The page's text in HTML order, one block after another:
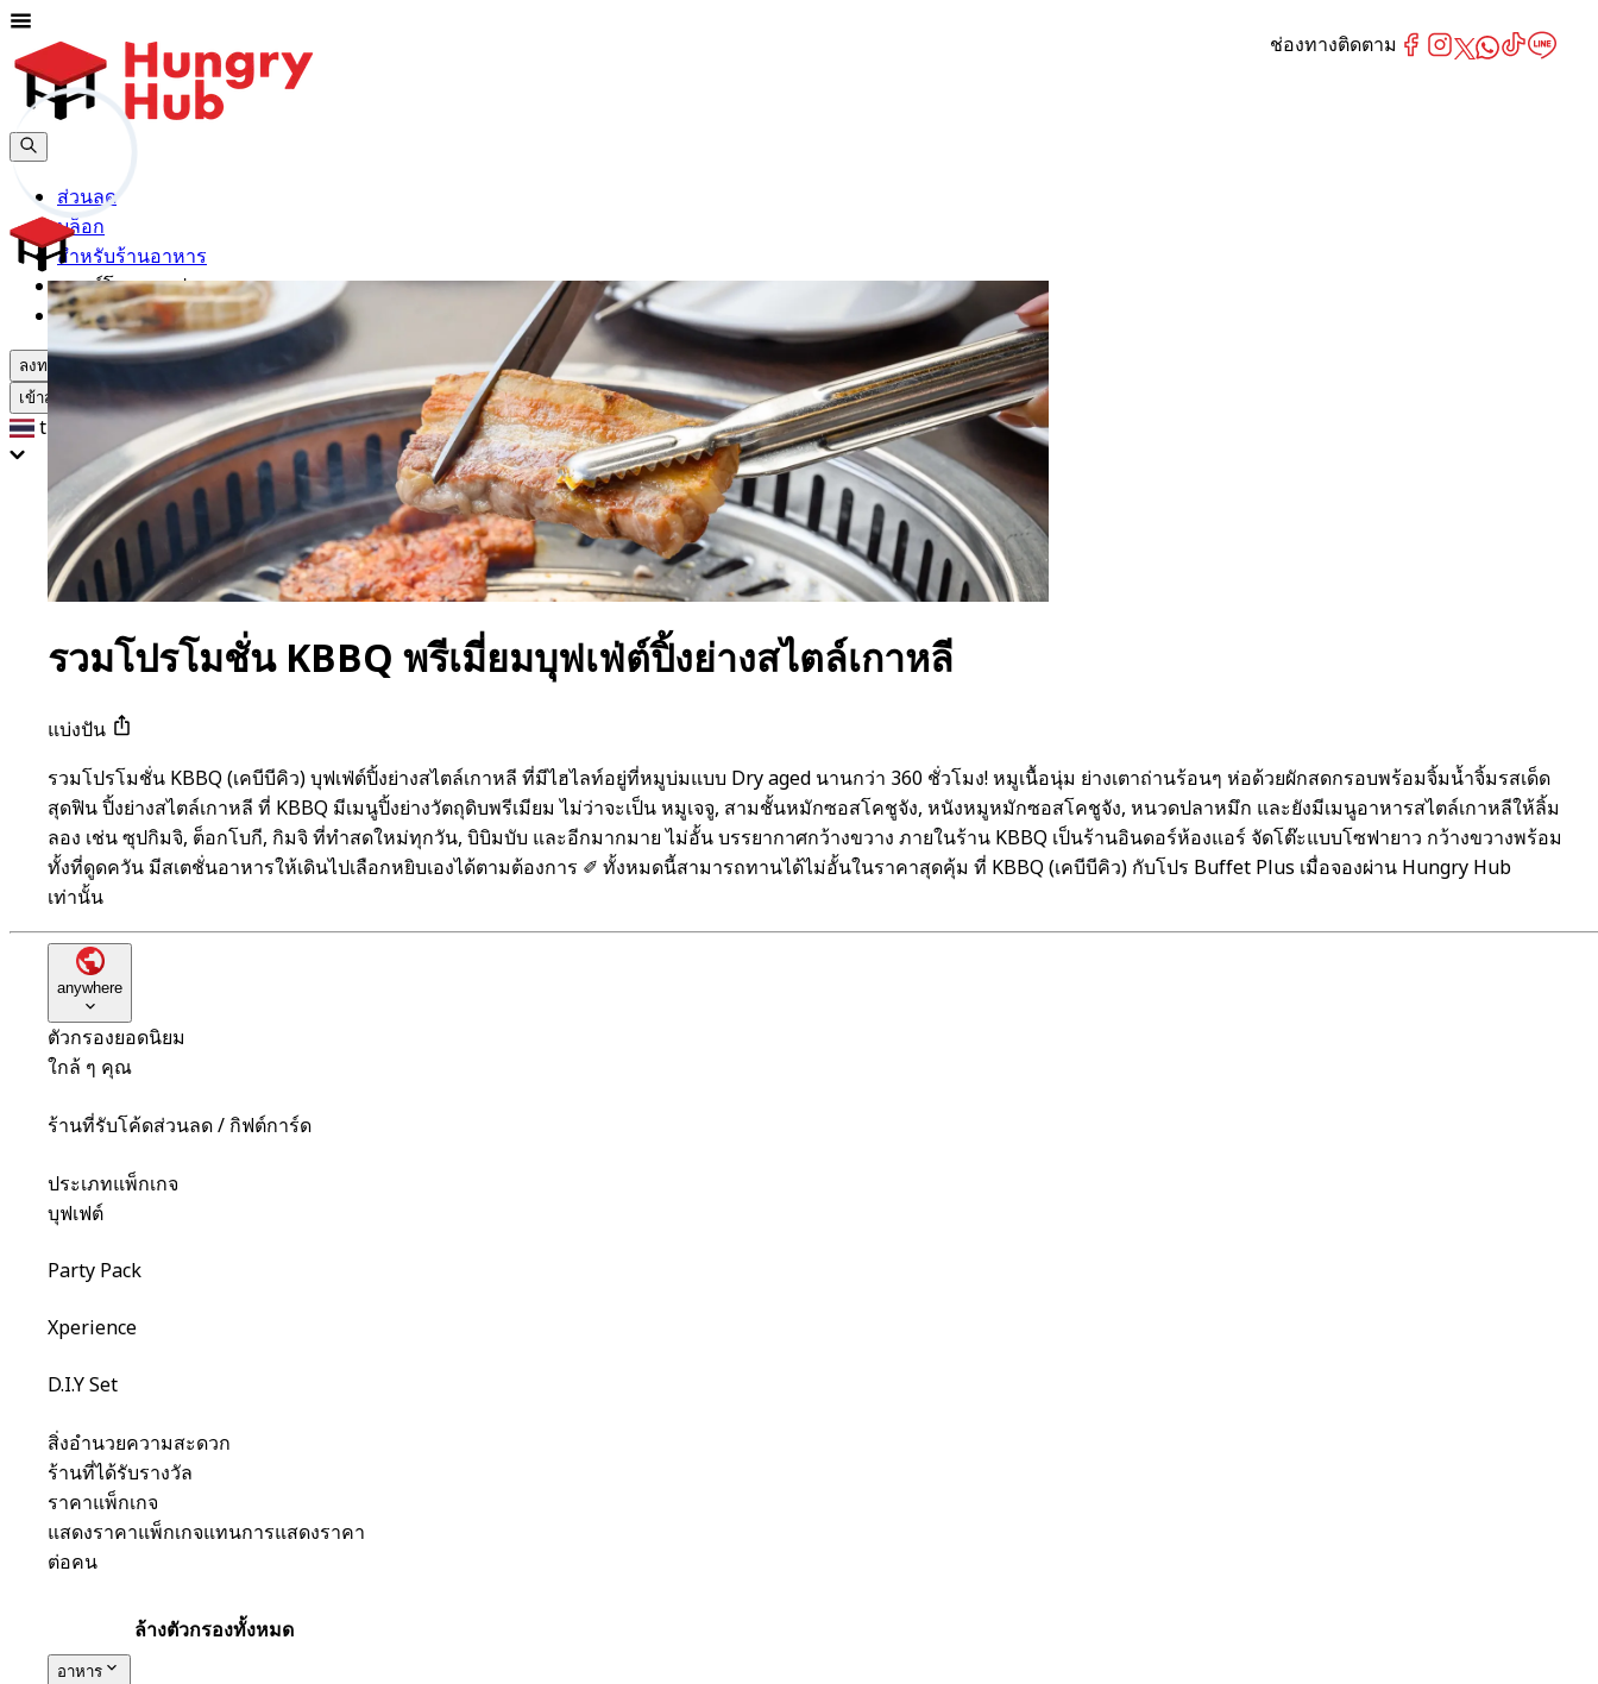
ส่วนลด
บล็อก
สำหรับร้านอาหาร
ดาวน์โหลดแอปฯ
ช่วยเหลือ
ลงทะเบียน
เข้าสู่ระบบ
th
รวมโปรโมชั่น KBBQ พรีเมี่ยมบุฟเฟ่ต์ปิ้งย่างสไตล์เกาหลี
แบ่งปัน
รวมโปรโมชั่น KBBQ (เคบีบีคิว) บุฟเฟ่ต์ปิ้งย่างสไตล์เกาหลี ที่มีไฮไลท์อยู่ที่หมูบ่มแบบ Dry aged นานกว่า 360 ชั่วโมง! หมูเนื้อนุ่ม ย่างเตาถ่านร้อนๆ ห่อด้วยผักสดกรอบพร้อมจิ้มน้ำจิ้มรสเด็ด
สุดฟิน ปิ้งย่างสไตล์เกาหลี ที่ KBBQ มีเมนูปิ้งย่างวัตถุดิบพรีเมียม ไม่ว่าจะเป็น หมูเจจู, สามชั้นหมักซอสโคชูจัง, หนังหมูหมักซอสโคชูจัง, หนวดปลาหมึก และยังมีเมนูอาหารสไตล์เกาหลีให้ลิ้ม
ลอง เช่น ซุปกิมจิ, ต็อกโบกี, กิมจิ ที่ทำสดใหม่ทุกวัน, บิบิมบับ และอีกมากมาย ไม่อั้น บรรยากาศกว้างขวาง ภายในร้าน KBBQ เป็นร้านอินดอร์ห้องแอร์ จัดโต๊ะแบบโซฟายาว กว้างขวางพร้อม
ทั้งที่ดูดควัน มีสเตชั่นอาหารให้เดินไปเลือกหยิบเองได้ตามต้องการ ✐ ทั้งหมดนี้สามารถทานได้ไม่อั้นในราคาสุดคุ้ม ที่ KBBQ (เคบีบีคิว) กับโปร Buffet Plus เมื่อจองผ่าน Hungry Hub
เท่านั้น
anywhere
ตัวกรองยอดนิยม
ใกล้ ๆ คุณ
ร้านที่รับโค้ดส่วนลด / กิฟต์การ์ด
ประเภทแพ็กเกจ
บุฟเฟต์
Party Pack
Xperience
D.I.Y Set
สิ่งอำนวยความสะดวก
ร้านที่ได้รับรางวัล
ราคาแพ็กเกจ
แสดงราคาแพ็กเกจแทนการแสดงราคา
ต่อคน
ล้างตัวกรองทั้งหมด
อาหาร
ช่องทางติดตาม